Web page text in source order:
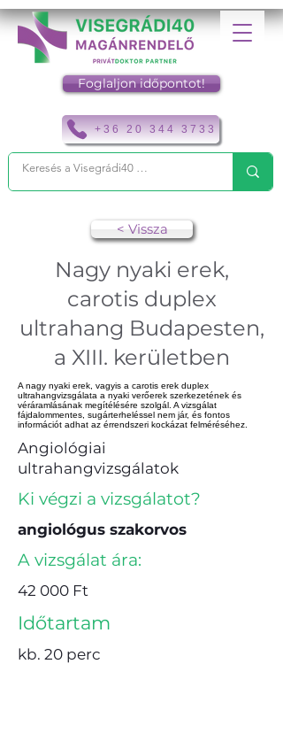
+36 20 344 3733
Foglaljon időpontot!
< Vissza
Nagy nyaki erek,
carotis duplex
ultrahang Budapesten,
a XIII. kerületben
A nagy nyaki erek, vagyis a carotis erek duplex
ultrahangvizsgálata a nyaki verőerek szerkezetének és
véráramlásának megítélésére szolgál. A vizsgálat
fájdalommentes, sugárterheléssel nem jár, és fontos
információt adhat az érrendszeri kockázat felméréséhez.
Angiológiai
ultrahangvizsgálatok
Ki végzi a vizsgálatot?
angiológus szakorvos
A vizsgálat ára:
42 000 Ft
Időtartam
kb. 20 perc